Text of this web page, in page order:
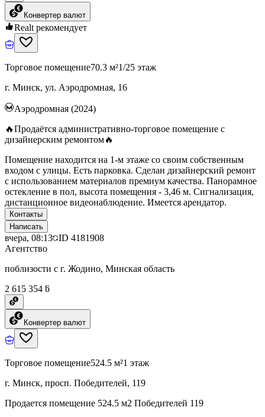
Конвертер валют
Realt рекомендует
Торговое помещение70.3 м²1/25 этаж
г. Минск, ул. Аэродромная, 16
Аэродромная (2024)
🔥Продаётся административно-торговое помещение с
дизайнерским ремонтом🔥
Помещение находится на 1-м этаже со своим собственным
входом с улицы. Есть парковка. Сделан дизайнерский ремонт
с использованием материалов премиум качества. Панорамное
остекление в пол, высота помещения - 3,46 м. Сигнализация,
дистанционное видеонаблюдение. Имеется арендатор.
Контакты
Написать
вчера, 08:13 ID 4181908
Агентство
поблизости с г. Жодино, Минская область
2 615 354 ƃ
Конвертер валют
Торговое помещение524.5 м²1 этаж
г. Минск, просп. Победителей, 119
Продается помещение 524.5 м2 Победителей 119